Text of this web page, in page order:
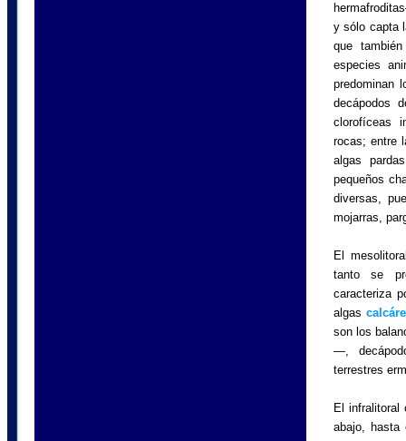
y sólo capta
que
especies
predominan
decápodos
clorofíceas
rocas; entre
algas
pequeños
diversas,
mojarras,
El
tanto se
caracteriza
algas
son los
—,
terrestres
El infralitoral
abajo, hasta